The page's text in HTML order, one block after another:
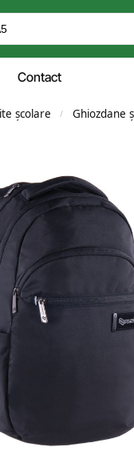
Contact
școlare / Ghiozdane